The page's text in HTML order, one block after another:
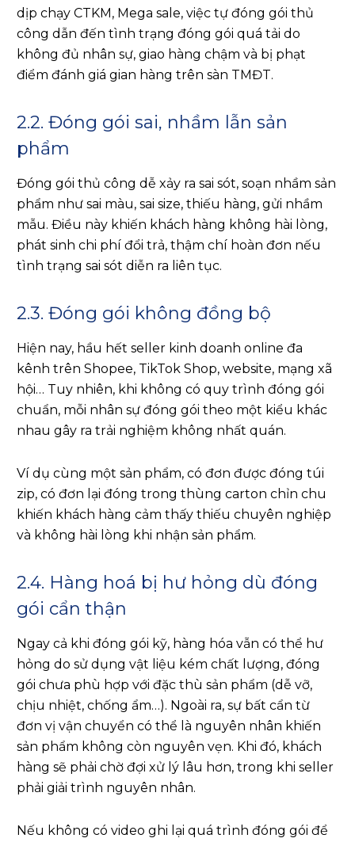
dịp chạy CTKM, Mega sale, việc tự đóng gói thủ
công dẫn đến tình trạng đóng gói quá tải do
không đủ nhân sự, giao hàng chậm và bị phạt
điểm đánh giá gian hàng trên sàn TMĐT.
2.2. Đóng gói sai, nhầm lẫn sản
phẩm
Đóng gói thủ công dễ xảy ra sai sót, soạn nhầm sản
phẩm như sai màu, sai size, thiếu hàng, gửi nhầm
mẫu. Điều này khiến khách hàng không hài lòng,
phát sinh chi phí đổi trả, thậm chí hoàn đơn nếu
tình trạng sai sót diễn ra liên tục.
2.3. Đóng gói không đồng bộ
Hiện nay, hầu hết seller kinh doanh online đa
kênh trên Shopee, TikTok Shop, website, mạng xã
hội… Tuy nhiên, khi không có quy trình đóng gói
chuẩn, mỗi nhân sự đóng gói theo một kiểu khác
nhau gây ra trải nghiệm không nhất quán.
Ví dụ cùng một sản phẩm, có đơn được đóng túi
zip, có đơn lại đóng trong thùng carton chỉn chu
khiến khách hàng cảm thấy thiếu chuyên nghiệp
và không hài lòng khi nhận sản phẩm.
2.4. Hàng hoá bị hư hỏng dù đóng
gói cẩn thận
Ngay cả khi đóng gói kỹ, hàng hóa vẫn có thể hư
hỏng do sử dụng vật liệu kém chất lượng, đóng
gói chưa phù hợp với đặc thù sản phẩm (dễ vỡ,
chịu nhiệt, chống ẩm…). Ngoài ra, sự bất cẩn từ
đơn vị vận chuyển có thể là nguyên nhân khiến
sản phẩm không còn nguyên vẹn. Khi đó, khách
hàng sẽ phải chờ đợi xử lý lâu hơn, trong khi seller
phải giải trình nguyên nhân.
Nếu không có video ghi lại quá trình đóng gói để